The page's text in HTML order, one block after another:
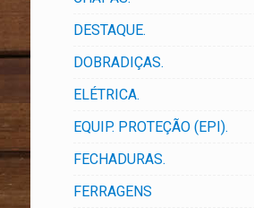
DESTAQUE.
DOBRADIÇAS.
ELÉTRICA.
EQUIP. PROTEÇÃO (EPI).
FECHADURAS.
FERRAGENS